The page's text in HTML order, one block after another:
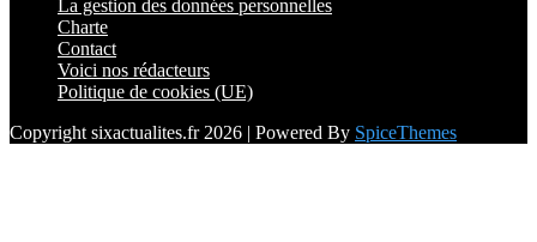
La gestion des données personnelles
Charte
Contact
Voici nos rédacteurs
Politique de cookies (UE)
Copyright sixactualites.fr 2026 | Powered By SpiceThemes